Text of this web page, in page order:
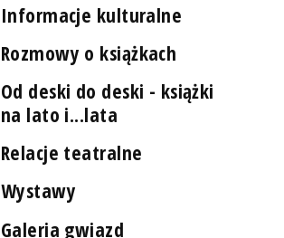
Informacje kulturalne
Rozmowy o książkach
Od deski do deski - książki
na lato i...lata
Relacje teatralne
Wystawy
Galeria gwiazd